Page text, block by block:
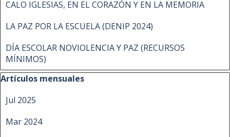
CALO IGLESIAS, EN EL CORAZÓN Y EN LA MEMORIA
LA PAZ POR LA ESCUELA (DENIP 2024)
DÍA ESCOLAR NOVIOLENCIA Y PAZ (RECURSOS
MÍNIMOS)
Saltar el bloque Artículos mensuales
Artículos mensuales
Jul 2025
Mar 2024